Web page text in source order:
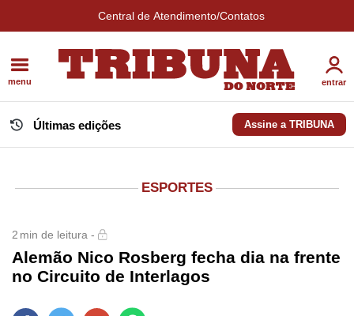
Central de Atendimento/Contatos
menu entrar
Últimas edições Assine a TRIBUNA
ESPORTES
2 min de leitura -
Alemão Nico Rosberg fecha dia na frente
no Circuito de Interlagos